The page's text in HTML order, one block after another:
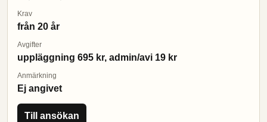
Krav
från 20 år
Avgifter
uppläggning 695 kr, admin/avi 19 kr
Anmärkning
Ej angivet
Till ansökan